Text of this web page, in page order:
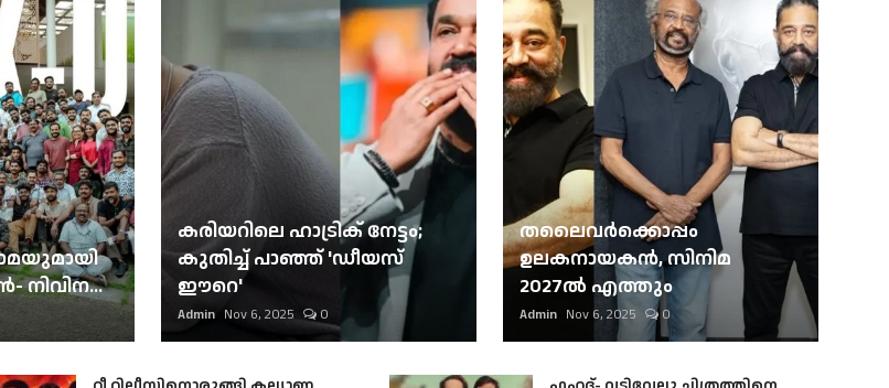
നിവിന...
കരിയറിലെ ഹാട്രിക് നേട്ടം;
കുതിച്ച് പാഞ്ഞ് 'ഡീയസ്
ഈറെ'
Admin Nov 6, 2025 0
തലൈവര്‍ക്കൊപ്പം
ഉലകനായകന്‍, സിനിമ
2027ല്‍ എത്തും
Admin Nov 6, 2025 0